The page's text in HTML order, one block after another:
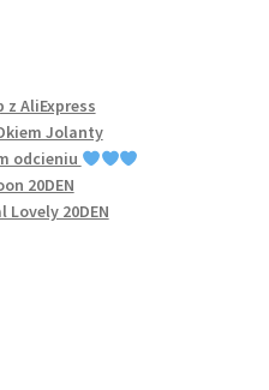
z AliExpress
Jolanty
odcieniu
20DEN
Lovely 20DEN